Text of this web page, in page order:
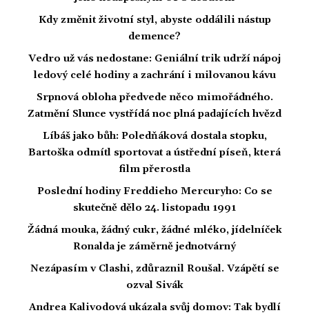
Kdy změnit životní styl, abyste oddálili nástup
demence?
Vedro už vás nedostane: Geniální trik udrží nápoj
ledový celé hodiny a zachrání i milovanou kávu
Srpnová obloha předvede něco mimořádného.
Zatmění Slunce vystřídá noc plná padajících hvězd
Líbáš jako bůh: Poledňáková dostala stopku,
Bartoška odmítl sportovat a ústřední píseň, která
film přerostla
Poslední hodiny Freddieho Mercuryho: Co se
skutečně dělo 24. listopadu 1991
Žádná mouka, žádný cukr, žádné mléko, jídelníček
Ronalda je záměrně jednotvárný
Nezápasím v Clashi, zdůraznil Roušal. Vzápětí se
ozval Sivák
Andrea Kalivodová ukázala svůj domov: Tak bydlí